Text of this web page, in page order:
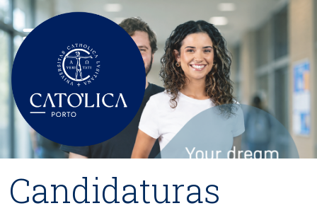
Passar para o conteúdo principal
Candidaturas